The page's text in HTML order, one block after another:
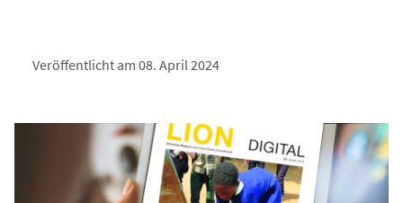
Veröffentlicht am 08. April 2024